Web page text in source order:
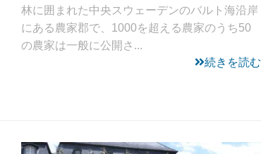
林に囲まれた中央スウェーデンのバルト海沿岸
にある農家郡で、1000を超える農家のうち50
の農家は一般に公開さ...
続きを読む